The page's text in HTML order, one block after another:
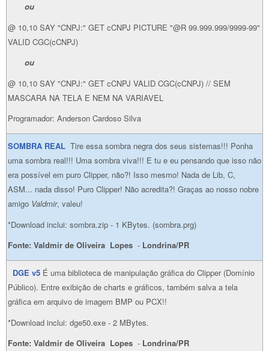
ou
@ 10,10 SAY "CNPJ:" GET cCNPJ PICTURE "@R 99.999.999/9999-99"
VALID CGC(cCNPJ)
ou
@ 10,10 SAY "CNPJ:" GET cCNPJ VALID CGC(cCNPJ) // SEM
MASCARA NA TELA E NEM NA VARIAVEL
Programador: Anderson Cardoso Silva
SOMBRA REAL Tire essa sombra negra dos seus sistemas!!! Ponha
uma sombra real!!! Uma sombra viva!!! E tu e eu pensando que isso não
era possível em puro Clipper, não?! Isso mesmo! Nada de Lib, C,
ASM... nada disso! Puro Clipper! Não acredita?! Graças ao nosso nobre
amigo Valdmir, valeu!
*Download inclui: sombra.zip - 1 KBytes. (sombra.prg)
Fonte: Valdmir de Oliveira Lopes - Londrina/PR
DGE v5 É uma biblioteca de manipulação gráfica do Clipper (Domínio
Público). Entre exibição de charts e gráficos, também salva a tela
gráfica em arquivo de imagem BMP ou PCX!!
*Download inclui: dge50.exe - 2 MBytes.
Fonte: Valdmir de Oliveira Lopes - Londrina/PR